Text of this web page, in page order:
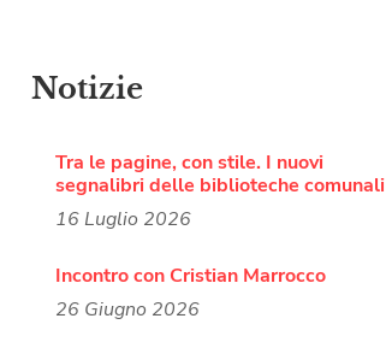
Notizie
Tra le pagine, con stile. I nuovi
segnalibri delle biblioteche comunali
16 Luglio 2026
Incontro con Cristian Marrocco
26 Giugno 2026